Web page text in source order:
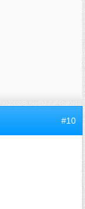
#10